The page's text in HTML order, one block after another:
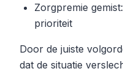
Zorgpremie
prioriteit
Door de juiste
dat de situatie